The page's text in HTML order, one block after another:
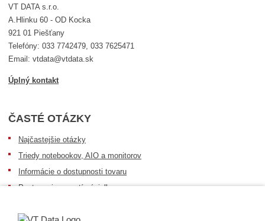
VT DATA s.r.o.
A.Hlinku 60 - OD Kocka
921 01 Piešťany
Telefóny: 033 7742479, 033 7625471
Email: vtdata@vtdata.sk
Úplný kontakt
ČASTÉ OTÁZKY
Najčastejšie otázky
Triedy notebookov, AIO a monitorov
Informácie o dostupnosti tovaru
Postup pri prevzatí zásielky